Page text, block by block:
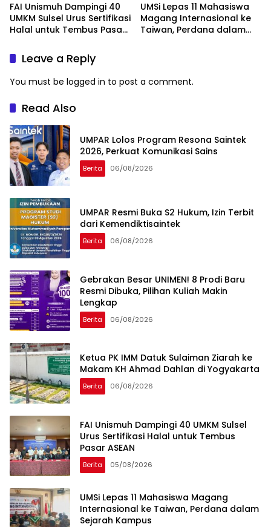
FAI Unismuh Dampingi 40
UMKM Sulsel Urus Sertifikasi
Halal untuk Tembus Pasar
UMSi Lepas 11 Mahasiswa
Magang Internasional ke
Taiwan, Perdana dalam
Leave a Reply
You must be logged in to post a comment.
Read Also
UMPAR Lolos Program Resona Saintek
2026, Perkuat Komunikasi Sains
Berita 06/08/2026
UMPAR Resmi Buka S2 Hukum, Izin Terbit
dari Kemendiktisaintek
Berita 06/08/2026
Gebrakan Besar UNIMEN! 8 Prodi Baru
Resmi Dibuka, Pilihan Kuliah Makin
Lengkap
Berita 06/08/2026
Ketua PK IMM Datuk Sulaiman Ziarah ke
Makam KH Ahmad Dahlan di Yogyakarta
Berita 06/08/2026
FAI Unismuh Dampingi 40 UMKM Sulsel
Urus Sertifikasi Halal untuk Tembus
Pasar ASEAN
Berita 05/08/2026
UMSi Lepas 11 Mahasiswa Magang
Internasional ke Taiwan, Perdana dalam
Sejarah Kampus